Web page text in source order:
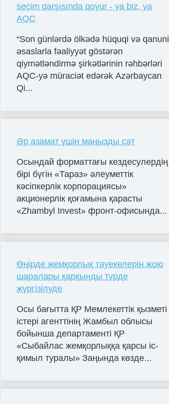
seçim qarşısında qoyur - ya biz, ya
AQC
“Son günlərdə ölkədə hüquqi və qanuni
əsaslarla fəaliyyət göstərən
qiymətləndirmə şirkətlərinin rəhbərləri
AQC-yə müraciət edərək Azərbaycan
Qi...
Әр азамат үшін маңызды сәт
Осындай форматтағы кездесулердің
бірі бүгін «Тараз» әлеуметтік
кәсіпкерлік корпорациясы»
акционерлік қоғамына қарасты
«Zhambyl Invest» фронт-офисында...
Өңірде жемқорлық тәуекелерін жою
шаралары қарқынды түрде
жүргізілуде
Осы бағытта ҚР Мемлекеттік қызметі
істері агенттінің Жамбыл облысы
бойынша департаменті ҚР
«Сыбайлас жемқорлыққа қарсы іс-
қимыл туралы» Заңында көзде...